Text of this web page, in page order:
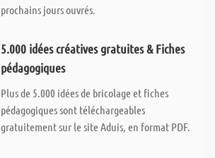
prochains jours ouvrés.
5.000 idées créatives gratuites & Fiches
pédagogiques
Plus de 5.000 idées de bricolage et fiches
pédagogiques sont téléchargeables
gratuitement sur le site Aduis, en format PDF.